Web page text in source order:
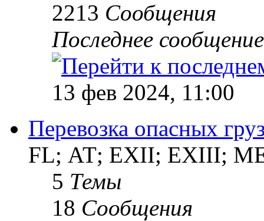
2213 Сообщения
Последнее сообщение
13 фев 2024, 11:00
Перевозка опасных
FL; АТ; EXII; EXIII;
5 Темы
18 Сообщения